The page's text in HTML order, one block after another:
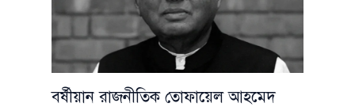
বর্ষীয়ান রাজনীতিক তোফায়েল আহমেদ